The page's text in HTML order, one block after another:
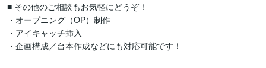
■ その他のご相談もお気軽にどうぞ！
・オープニング（OP）制作
・アイキャッチ挿入
・企画構成／台本作成などにも対応可能です！